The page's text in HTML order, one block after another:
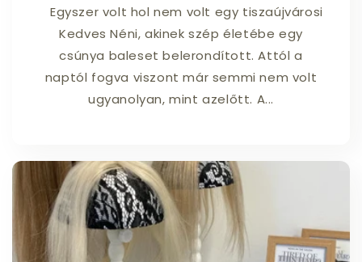
Egyszer volt hol nem volt egy tiszaújvárosi
Kedves Néni, akinek szép életébe egy
csúnya baleset belerondított. Attól a
naptól fogva viszont már semmi nem volt
ugyanolyan, mint azelőtt. A...